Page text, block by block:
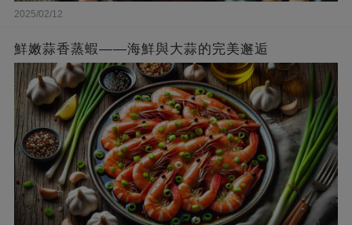
2025/02/12
鮮嫩蒜香蒸蝦——海鮮與大蒜的完美邂逅